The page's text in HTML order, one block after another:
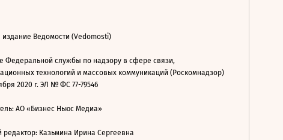
издание Ведомости (Vedomosti)
Федеральной службы по надзору в сфере связи,
технологий и массовых коммуникаций (Роскомнадзор)
2020 г. ЭЛ № ФС 77-79546
АО «Бизнес Ньюс Медиа»
редактор: Казьмина Ирина Сергеевна